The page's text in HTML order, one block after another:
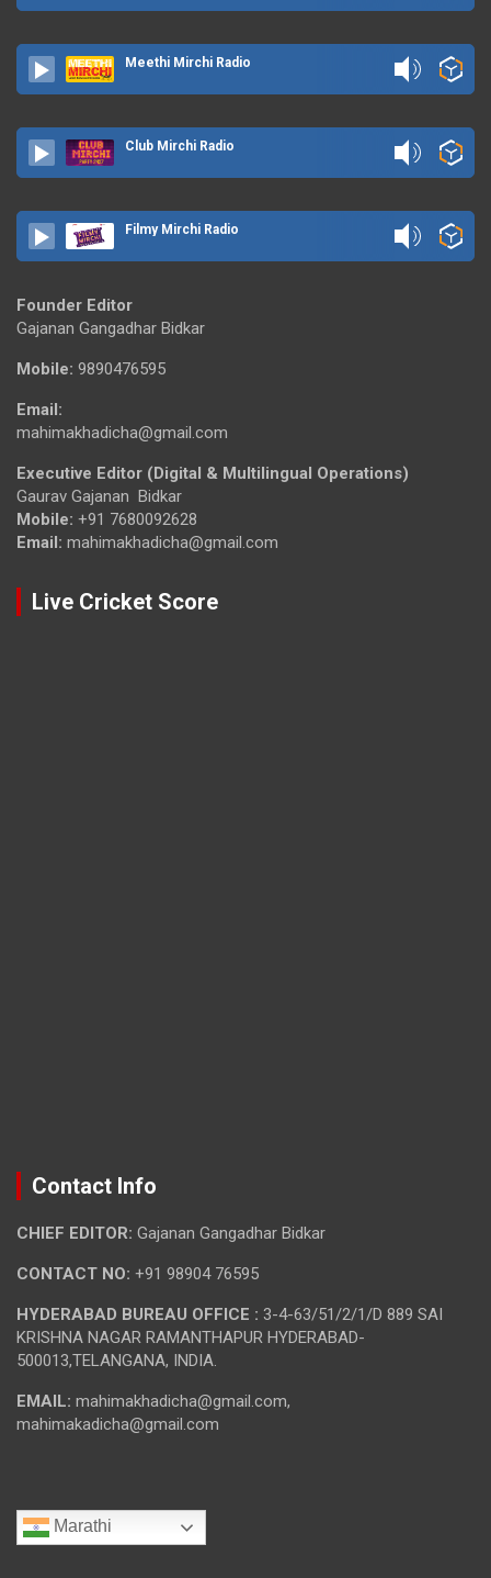
Meethi Mirchi Radio
Club Mirchi Radio
Filmy Mirchi Radio
Founder Editor
Gajanan Gangadhar Bidkar
Mobile: 9890476595
Email:
mahimakhadicha@gmail.com
Executive Editor (Digital & Multilingual Operations)
Gaurav Gajanan Bidkar
Mobile: +91 7680092628
Email: mahimakhadicha@gmail.com
Live Cricket Score
Contact Info
CHIEF EDITOR: Gajanan Gangadhar Bidkar
CONTACT NO: +91 98904 76595
HYDERABAD BUREAU OFFICE : 3-4-63/51/2/1/D 889 SAI
KRISHNA NAGAR RAMANTHAPUR HYDERABAD-
500013,TELANGANA, INDIA.
EMAIL: mahimakhadicha@gmail.com,
mahimakadicha@gmail.com
Marathi